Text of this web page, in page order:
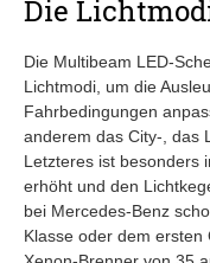
Die
Die Multibeam LED-
Lichtmodi, um die
Fahrbedingungen
anderem das City-, das
Letzteres ist besonders
erhöht und den
bei Mercedes-Benz
Klasse oder dem